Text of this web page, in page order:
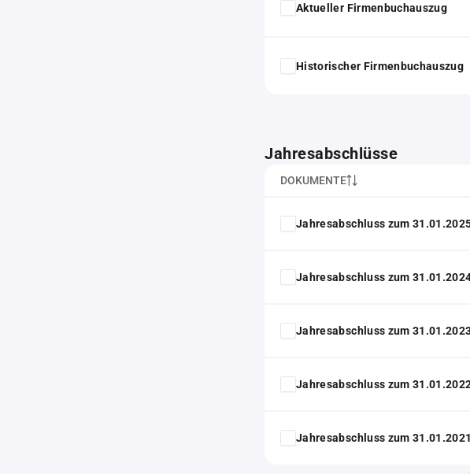
Aktueller Firmenbuchauszug
Historischer Firmenbuchauszug
Jahresabschlüsse
DOKUMENTE
Jahresabschluss zum
Jahresabschluss zum
Jahresabschluss zum
Jahresabschluss zum
Jahresabschluss zum 31.01.2021